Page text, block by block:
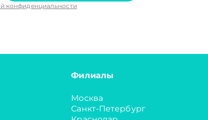
конфиденциальности
Филиалы
Москва
Санкт-Петербург